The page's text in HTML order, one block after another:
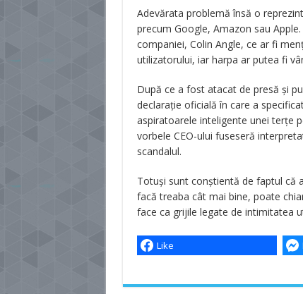
Adevărata problemă însă o
precum Google, Amazon sau
companiei, Colin Angle, ce ar fi
utilizatorului, iar harpa ar putea fi
După ce a fost atacat de presă și
declarație oficială în care a
aspiratoarele inteligente unei terțe
vorbele CEO-ului fuseseră
scandalul.
Totuși sunt conștientă de faptul că
facă treaba cât mai bine, poate
face ca grijile legate de intimitatea
Like